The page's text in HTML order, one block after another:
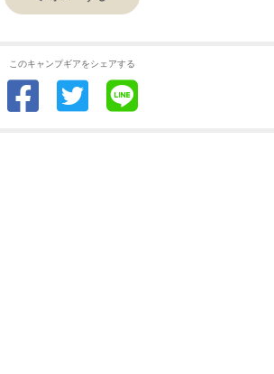
このキャンプギアをシェアする